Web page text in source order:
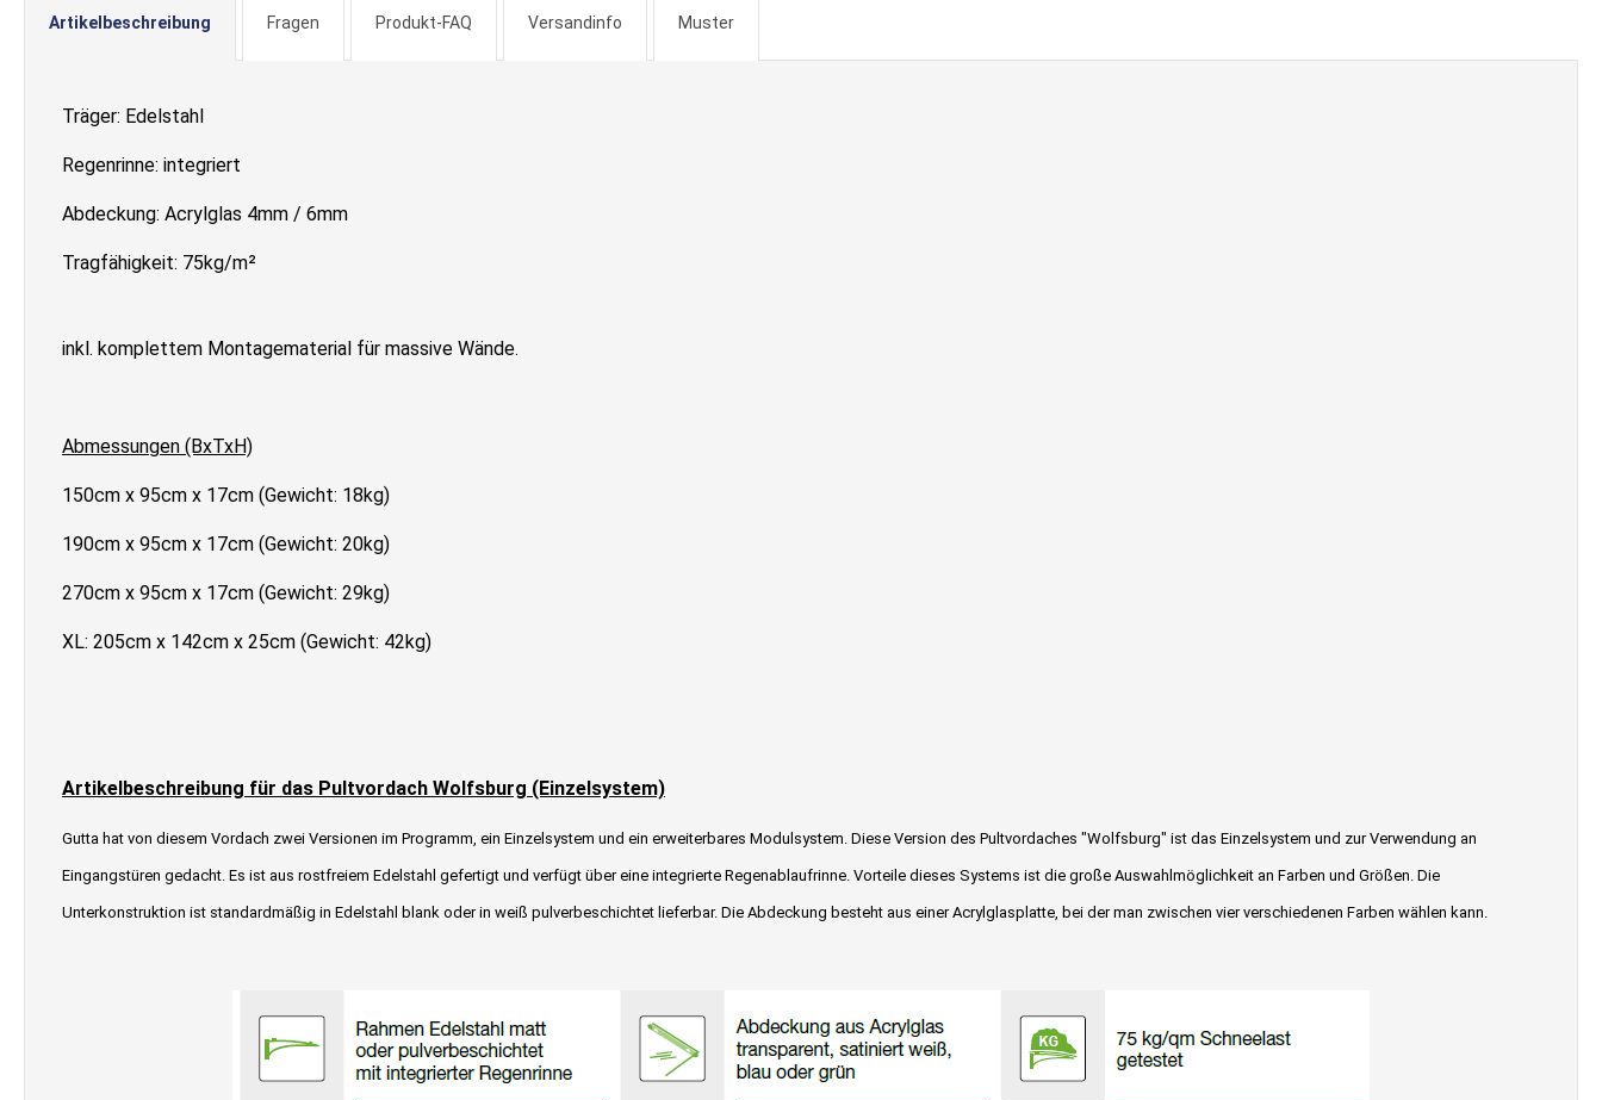
Artikelbeschreibung
Träger: Edelstahl
Regenrinne: integriert
Abdeckung: Acrylglas 4mm / 6mm
Tragfähigkeit: 75kg/m²
inkl. komplettem Montagematerial für massive Wände.
Abmessungen (BxTxH)
150cm x 95cm x 17cm (Gewicht: 18kg)
190cm x 95cm x 17cm (Gewicht: 20kg)
270cm x 95cm x 17cm (Gewicht: 29kg)
XL: 205cm x 142cm x 25cm (Gewicht: 42kg)
Artikelbeschreibung für das Pultvordach Wolfsburg (Einzelsystem)
Gutta hat von diesem Vordach zwei Versionen im Programm, ein Einzelsystem und ein erweiterbares Modulsystem. Diese Version des Pultvordaches "Wolfsburg" ist das Einzelsystem und zur Verwendung an
Eingangstüren gedacht. Es ist aus rostfreiem Edelstahl gefertigt und verfügt über eine integrierte Regenablaufrinne. Vorteile dieses Systems ist die große Auswahlmöglichkeit an Farben und Größen. Die
Unterkonstruktion ist standardmäßig in Edelstahl blank oder in weiß pulverbeschichtet lieferbar. Die Abdeckung besteht aus einer Acrylglasplatte, bei der man zwischen vier verschiedenen Farben wählen kann.
Fragen Produkt-FAQ Versandinfo Muster